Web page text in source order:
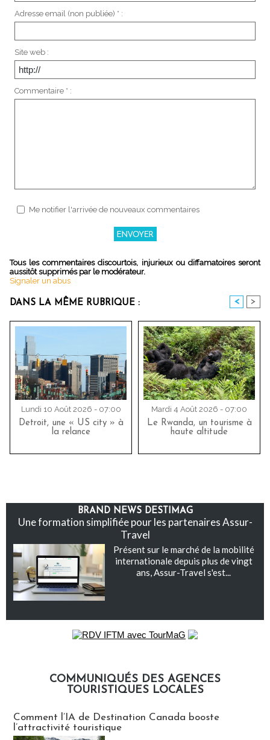
Adresse email (non publiée) * :
Site web :
Commentaire * :
Me notifier l'arrivée de nouveaux commentaires
Tous les commentaires discourtois, injurieux ou diffamatoires seront
aussitôt supprimés par le modérateur.
Signaler un abus
DANS LA MÊME RUBRIQUE : < >
Lundi 10 Août 2026 - 07:00
Detroit, une « US city » à
la relance
Mardi 4 Août 2026 - 07:00
Le Rwanda, un tourisme à
haute altitude
BRAND NEWS DESTIMAG
Une formation simplifiée pour les partenaires Assur-
Travel
Présent sur le marché de la mobilité
internationale depuis plus de vingt
ans, Assur-Travel s'est...
COMMUNIQUÉS DES AGENCES
TOURISTIQUES LOCALES
Comment l’IA de Destination Canada booste
l’attractivité touristique